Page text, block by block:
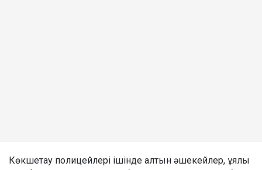
Көкшетау полицейлері ішінде алтын әшекейлер, ұялы